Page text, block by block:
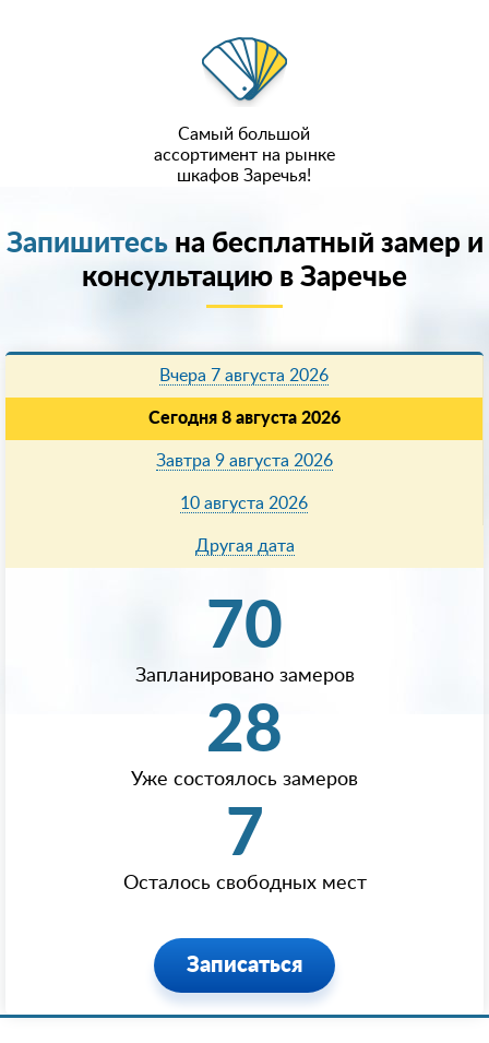
Самый большой
ассортимент на рынке
шкафов Заречья!
Запишитесьна бесплатный замер и
консультацию в Заречье
Вчера 7 августа 2026
Сегодня 8 августа 2026
Завтра 9 августа 2026
10 августа 2026
Другая дата
70
Запланировано замеров
28
Уже состоялось замеров
7
Осталось свободных мест
Записаться